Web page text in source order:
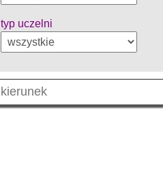
typ uczelni